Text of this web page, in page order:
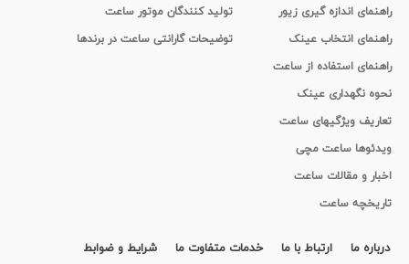
راهنمای اندازه گیری زیور
راهنمای انتخاب عینک
راهنمای استفاده از ساعت
نحوه نگهداری عینک
تعاریف ویژگیهای ساعت
ویدئوها ساعت مچی
اخبار و مقالات ساعت
تاریخچه ساعت
تولید کنندگان موتور ساعت
توضیحات گارانتی ساعت در برندها
درباره ما ارتباط با ما خدمات متفاوت ما شرایط و ضوابط